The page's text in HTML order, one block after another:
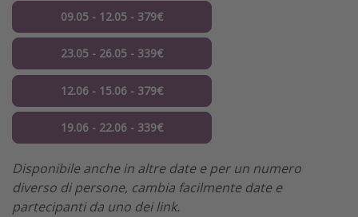
09.05 - 12.05 - 379€
23.05 - 26.05 - 339€
12.06 - 15.06 - 379€
19.06 - 22.06 - 339€
Disponibile anche in altre date e per un numero
diverso di persone, cambia facilmente date e
partecipanti da uno dei link.